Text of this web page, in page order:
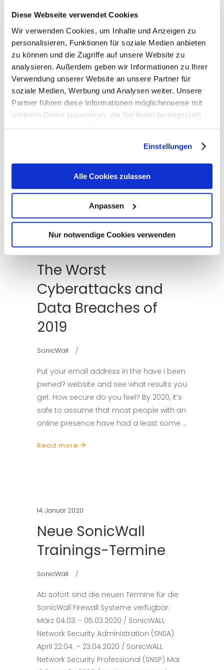
Diese Webseite verwendet Cookies
Wir verwenden Cookies, um Inhalte und Anzeigen zu
personalisieren, Funktionen für soziale Medien anbieten
zu können und die Zugriffe auf unsere Website zu
analysieren. Außerdem geben wir Informationen zu Ihrer
Verwendung unserer Website an unsere Partner für
soziale Medien, Werbung und Analysen weiter. Unsere
Partner führen diese Informationen möglicherweise mit
weiteren Daten zusammen, die Sie ihnen bereitgestellt
haben oder die sie im Rahmen Ihrer Nutzung der Dienste
Cookies, wenn Sie unsere Webseite weiterhin nutzen.
Einstellungen
Alle Cookies zulassen
Anpassen
Nur notwendige Cookies verwenden
Gespräch mit einer
Ransomware-Zelle
SonicWall
Lassen Sie sich vom SonicWall Security
Experten Fabian Freundt einen Einblick in
die menschliche Seite einer modernen
Ransomware-Zelle vermitteln. Sie erhalten
Verschlüsselung Ihrer Endpunkte und von
der Verbreitung auf
17. Januar 2020
The Worst
Cyberattacks and
Data Breaches of
2019
SonicWall
Put your email address in the have i been
pwned? website and see what results you
get. How secure do you feel? By 2020, it’s
safe to assume that most people with an
online presence have had a least some
Read more
14. Januar 2020
Neue SonicWall
Trainings-Termine
SonicWall
Ab sofort sind die neuen Termine für die
SonicWall Firewall Systeme verfügbar.
März 04.03. - 05.03.2020 / SonicWALL
Network Security Administration (SNSA)
April 22.04. – 23.04.2020 / SonicWALL
Network Security Professional (SNSP) Mai